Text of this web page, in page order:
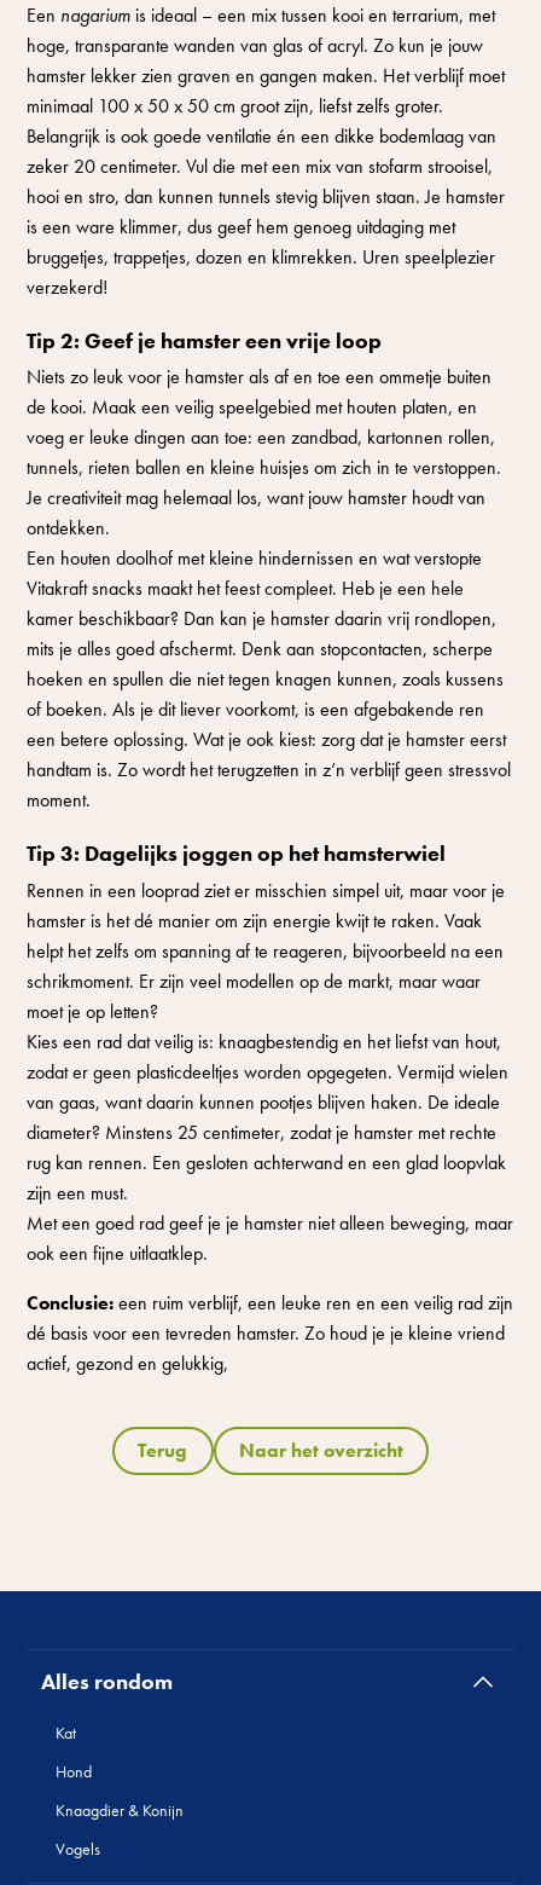
Een nagarium is ideaal – een mix tussen kooi en terrarium, met
hoge, transparante wanden van glas of acryl. Zo kun je jouw
hamster lekker zien graven en gangen maken. Het verblijf moet
minimaal 100 x 50 x 50 cm groot zijn, liefst zelfs groter.
Belangrijk is ook goede ventilatie én een dikke bodemlaag van
zeker 20 centimeter. Vul die met een mix van stofarm strooisel,
hooi en stro, dan kunnen tunnels stevig blijven staan. Je hamster
is een ware klimmer, dus geef hem genoeg uitdaging met
bruggetjes, trappetjes, dozen en klimrekken. Uren speelplezier
verzekerd!
Tip 2: Geef je hamster een vrije loop
Niets zo leuk voor je hamster als af en toe een ommetje buiten
de kooi. Maak een veilig speelgebied met houten platen, en
voeg er leuke dingen aan toe: een zandbad, kartonnen rollen,
tunnels, rieten ballen en kleine huisjes om zich in te verstoppen.
Je creativiteit mag helemaal los, want jouw hamster houdt van
ontdekken.
Een houten doolhof met kleine hindernissen en wat verstopte
Vitakraft snacks maakt het feest compleet. Heb je een hele
kamer beschikbaar? Dan kan je hamster daarin vrij rondlopen,
mits je alles goed afschermt. Denk aan stopcontacten, scherpe
hoeken en spullen die niet tegen knagen kunnen, zoals kussens
of boeken. Als je dit liever voorkomt, is een afgebakende ren
een betere oplossing. Wat je ook kiest: zorg dat je hamster eerst
handtam is. Zo wordt het terugzetten in z’n verblijf geen stressvol
moment.
Tip 3: Dagelijks joggen op het hamsterwiel
Rennen in een looprad ziet er misschien simpel uit, maar voor je
hamster is het dé manier om zijn energie kwijt te raken. Vaak
helpt het zelfs om spanning af te reageren, bijvoorbeeld na een
schrikmoment. Er zijn veel modellen op de markt, maar waar
moet je op letten?
Kies een rad dat veilig is: knaagbestendig en het liefst van hout,
zodat er geen plasticdeeltjes worden opgegeten. Vermijd wielen
van gaas, want daarin kunnen pootjes blijven haken. De ideale
diameter? Minstens 25 centimeter, zodat je hamster met rechte
rug kan rennen. Een gesloten achterwand en een glad loopvlak
zijn een must.
Met een goed rad geef je je hamster niet alleen beweging, maar
ook een fijne uitlaatklep.
Conclusie:een ruim verblijf, een leuke ren en een veilig rad zijn
dé basis voor een tevreden hamster. Zo houd je je kleine vriend
actief, gezond en gelukkig,
Terug Naar het overzicht
Alles rondom
Kat
Hond
Knaagdier & Konijn
Vogels